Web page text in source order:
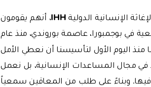
الإنسانية الدولية IHH، أنهم يقومون
في بوجمبورا، عاصمة بوروندي، منذ عام
منذ اليوم الأول لتأسيسنا أن نعطي الأمل
مجال المساعدات الإنسانية، بل نعمل
فيها. وبناءً على طلب من المعاقين سمعياً